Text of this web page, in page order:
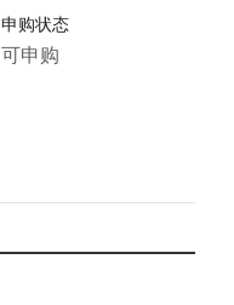
申购状态
可申购